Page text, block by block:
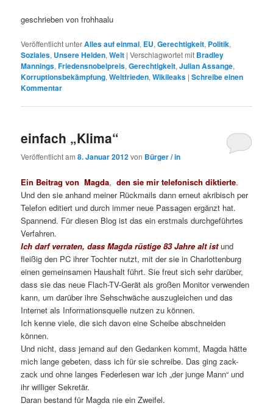
geschrieben von frohhaalu
Veröffentlicht unterAlles auf einmal, EU,Gerechtigkeit, Politik,
Soziales, Unsere Helden,Welt |Verschlagwortet mit Bradley
Mannings,Friedensnobelpreis,Gerechtigkeit,Julian Assange,
Korruptionsbekämpfung,Weltfrieden,Wikileaks |Schreibe einen
Kommentar
einfach „Klima“
Veröffentlicht am8. Januar 2012von Bürger / in
Ein Beitrag von Magda, den sie mir telefonisch diktierte.
Und den sie anhand meiner Rückmails dann erneut akribisch per
Telefon editiert und durch immer neue Passagen ergänzt hat.
Spannend. Für diesen Blog ist das ein erstmals durchgeführtes
Verfahren.
Ich darf verraten, dass Magda rüstige 83 Jahre alt istund
fleißig den PC ihrer Tochter nutzt, mit der sie in Charlottenburg
einen gemeinsamen Haushalt führt. Sie freut sich sehr darüber,
dass sie das neue Flach-TV-Gerät als großen Monitor verwenden
kann, um darüber ihre Sehschwäche auszugleichen und das
Internet als Informationsquelle nutzen zu können.
Ich kenne viele, die sich davon eine Scheibe abschneiden
können.
Und nicht, dass jemand auf den Gedanken kommt, Magda hätte
mich lange gebeten, dass ich für sie schreibe. Das ging zack-
zack und ohne langes Federlesen war ich „der junge Mann“ und
ihr williger Sekretär.
Daran bestand für Magda nie ein Zweifel.